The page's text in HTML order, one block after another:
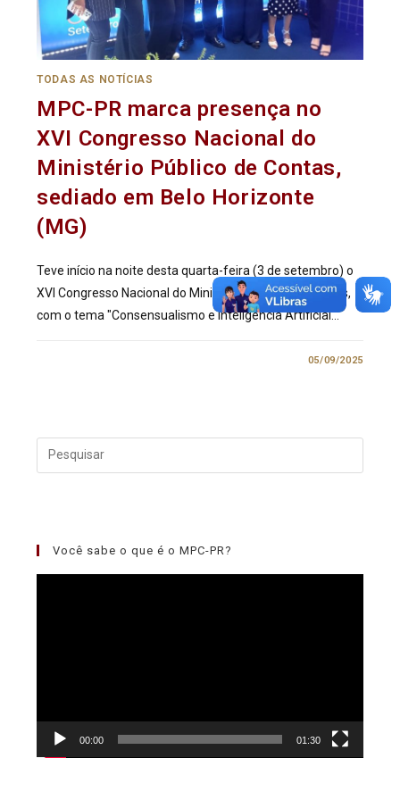
TODAS AS NOTÍCIAS
MPC-PR marca presença no
XVI Congresso Nacional do
Ministério Público de Contas,
sediado em Belo Horizonte
(MG)
Teve início na noite desta quarta-feira (3 de setembro) o
XVI Congresso Nacional do Ministério Público de Contas,
com o tema "Consensualismo e Inteligência Artificial…
05/09/2025
Você sabe o que é o MPC-PR?
00:00 01:30